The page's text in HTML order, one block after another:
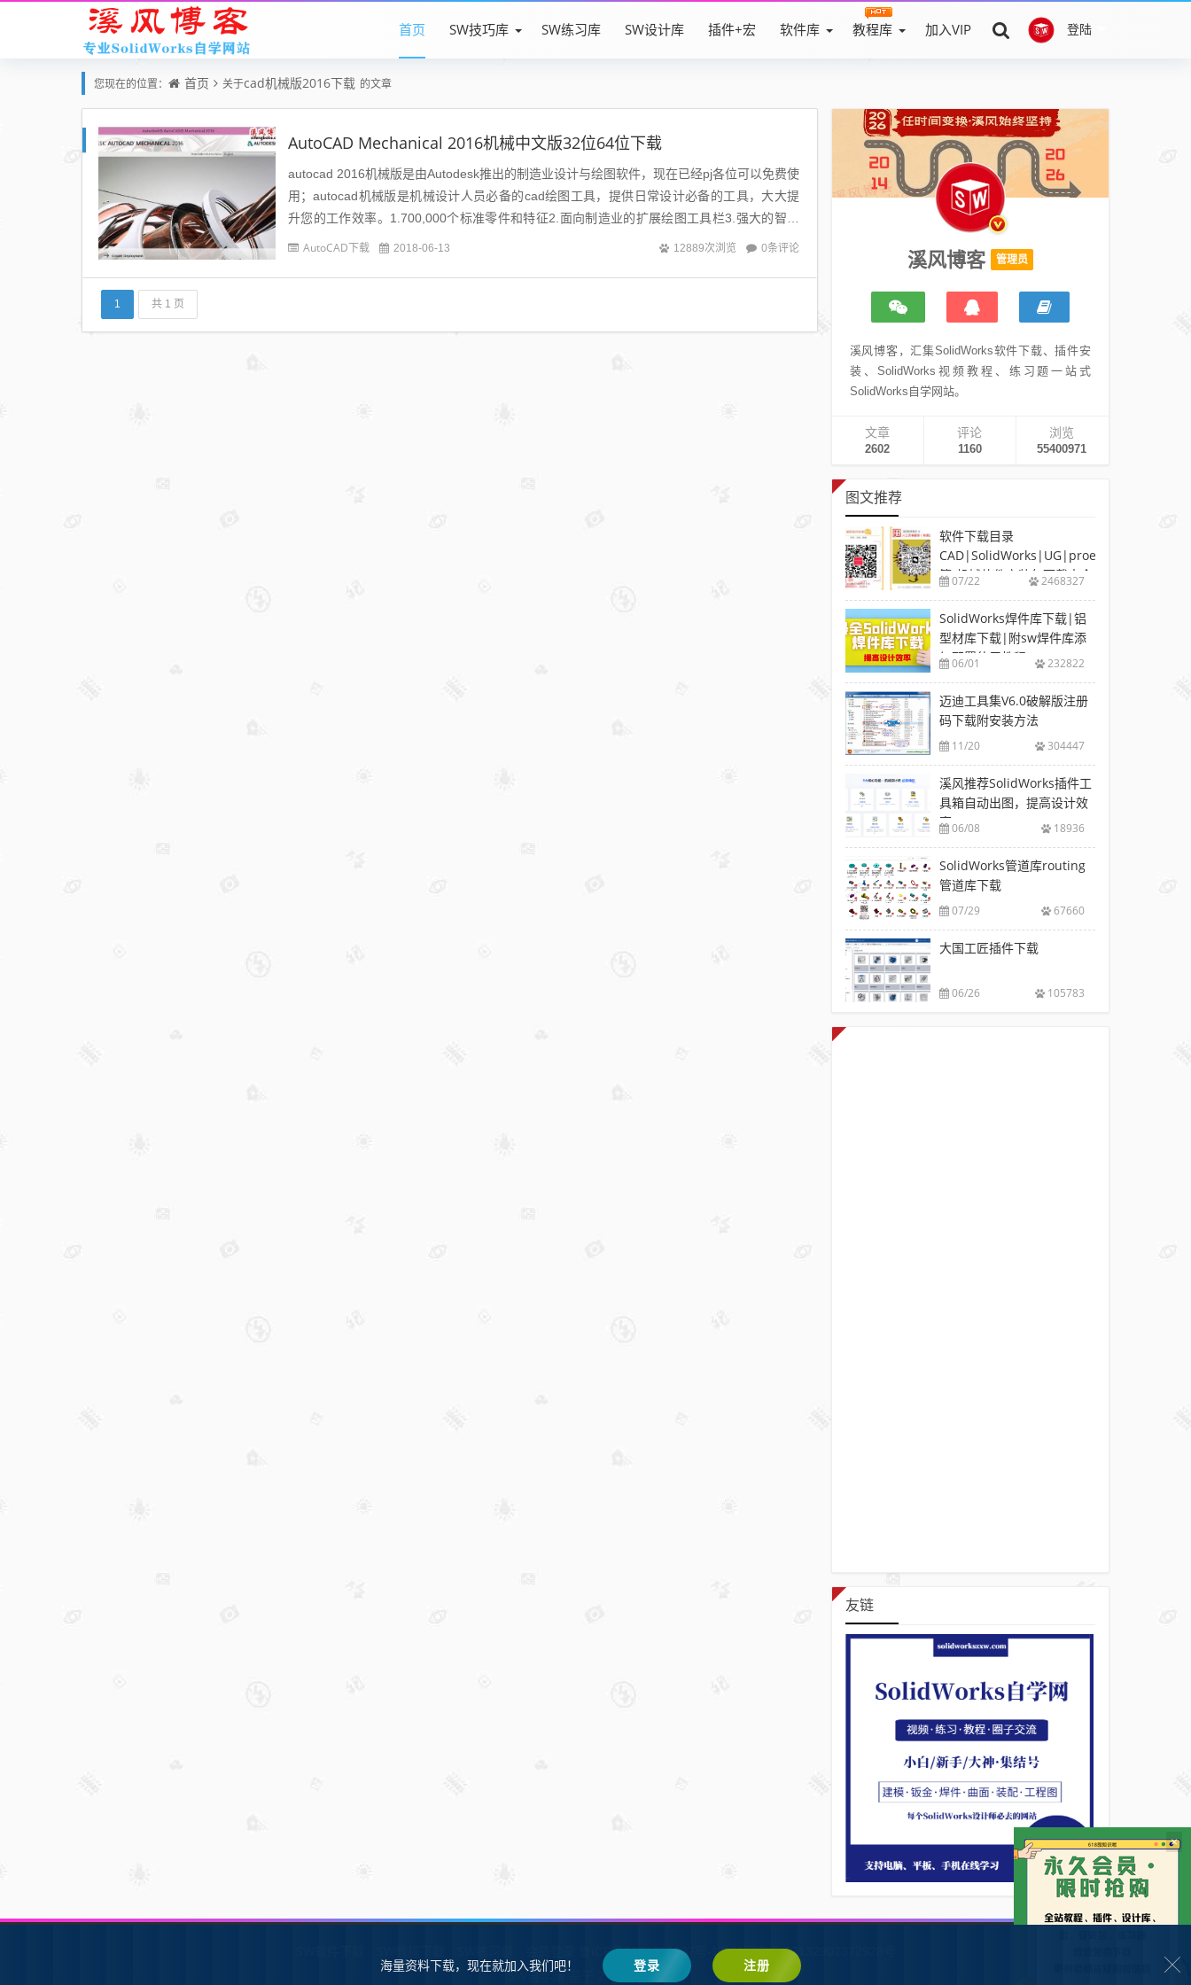
登陆
首页 SW技巧库 SW练习库 SW设计库 插件+宏 软件库 教程库 加入VIP
您现在的位置： 首页 关于cad机械版2016下载 的文章
AutoCAD Mechanical 2016机械中文版32位64位下载
autocad 2016机械版是由Autodesk推出的制造业设计与绘图软件，现在已经pj各位可以免费使
用；autocad机械版是机械设计人员必备的cad绘图工具，提供日常设计必备的工具，大大提
升您的工作效率。1.700,000个标准零件和特征2.面向制造业的扩展绘图工具栏3.强大的智能
尺寸标注功能...
AutoCAD下载 2018-06-13 12889次浏览 0条评论
1 共 1 页
溪风博客 管理员
溪风博客，汇集SolidWorks软件下载、插件安
装、SolidWorks视频教程、练习题一站式
SolidWorks自学网站。
文章
2602
评论
1160
浏览
55400971
图文推荐
软件下载目录
CAD|SolidWorks|UG|proe
等-机械软件安装包下载大全
07/22 2468327
SolidWorks焊件库下载|铝
型材库下载|附sw焊件库添
加配置使用教程
06/01 232822
迈迪工具集V6.0破解版注册
码下载附安装方法
11/20 304447
溪风推荐SolidWorks插件工
具箱自动出图，提高设计效
率06/08 18936
SolidWorks管道库routing
管道库下载
07/29 67660
大国工匠插件下载
06/26 105783
友链
鲁ICP备2021002287号-1鲁公网安备 37132902372928号
SW自学网 Z-BlogPHP 搭建
×
海量资料下载，现在就加入我们吧！ 登录 注册